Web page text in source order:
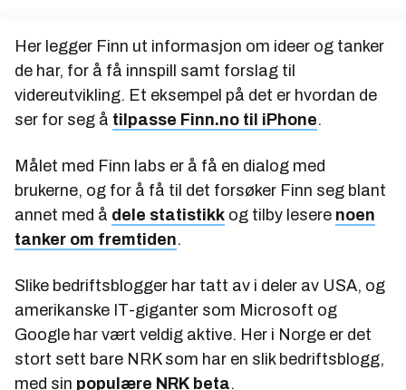
Her legger Finn ut informasjon om ideer og tanker
de har, for å få innspill samt forslag til
videreutvikling. Et eksempel på det er hvordan de
ser for seg å tilpasse Finn.no til iPhone.
Målet med Finn labs er å få en dialog med
brukerne, og for å få til det forsøker Finn seg blant
annet med å dele statistikk og tilby lesere noen
tanker om fremtiden.
Slike bedriftsblogger har tatt av i deler av USA, og
amerikanske IT-giganter som Microsoft og
Google har vært veldig aktive. Her i Norge er det
stort sett bare NRK som har en slik bedriftsblogg,
med sin populære NRK beta.